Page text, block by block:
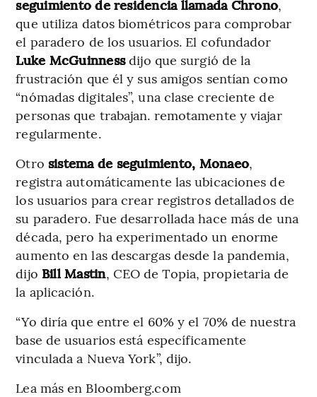
seguimiento de residencia llamada Chrono,
que utiliza datos biométricos para comprobar
el paradero de los usuarios. El cofundador
Luke McGuinnessdijo que surgió de la
frustración que él y sus amigos sentían como
“nómadas digitales”, una clase creciente de
personas que trabajan. remotamente y viajar
regularmente.
Otro sistema de seguimiento, Monaeo,
registra automáticamente las ubicaciones de
los usuarios para crear registros detallados de
su paradero. Fue desarrollada hace más de una
década, pero ha experimentado un enorme
aumento en las descargas desde la pandemia,
dijo Bill Mastin, CEO de Topia, propietaria de
la aplicación.
“Yo diría que entre el 60% y el 70% de nuestra
base de usuarios está específicamente
vinculada a Nueva York”, dijo.
Lea más en Bloomberg.com